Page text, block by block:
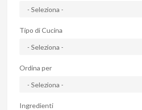
Tipo di Cucina
Ordina per
Ingredienti